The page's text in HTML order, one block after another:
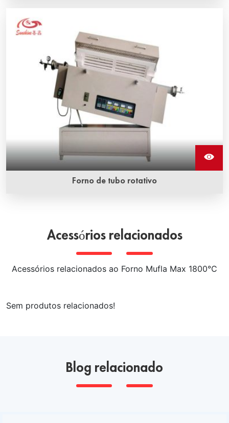
forno de sinterização do tipo caixa. É leve, de pequeno
volume e possui apenas 1,5 kW de potência.
Forno de tubo rotativo
dentro do forno durante a rotação, sendo comumente
Acessórios relacionados
Acessórios relacionados ao Forno Mufla Max 1800°C
Sem produtos relacionados!
Blog relacionado